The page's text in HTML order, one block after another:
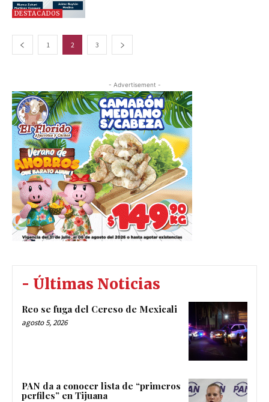
DESTACADOS
1 2 3
- Advertisement -
- Últimas Noticias
Reo se fuga del Cereso de Mexicali
agosto 5, 2026
PAN da a conocer lista de “primeros
perfiles” en Tijuana